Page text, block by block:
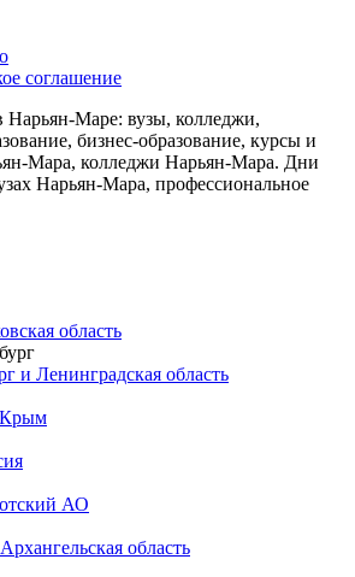
соглашение
Нарьян-Маре: вузы, колледжи,
бизнес-образование, курсы и
Мара, колледжи Нарьян-Мара. Дни
Нарьян-Мара, профессиональное
область
и Ленинградская область
Крым
АО
область